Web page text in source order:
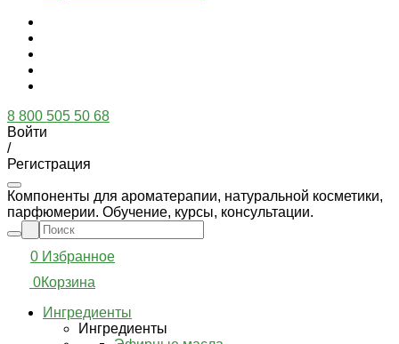
8 800 505 50 68
Войти
/
Регистрация
Компоненты для ароматерапии, натуральной косметики,
парфюмерии. Обучение, курсы, консультации.
0 Избранное
0Корзина
Ингредиенты
Ингредиенты